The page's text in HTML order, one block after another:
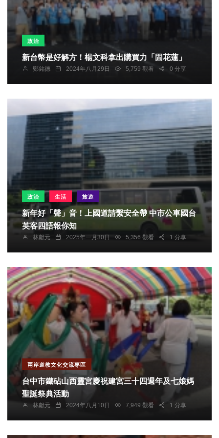
政治
新台幣是好解方！楊文科拿出購買力「固花蓮」
鄭銘德 2024年八月29日 5,759 觀看 0 分享
政治 生活 旅遊
新年好「聲」音！上國道請繫安全帶 中市公車國台
英客四語報你知
林獻元 2025年一月30日 5,356 觀看 1 分享
兩岸道教文化交流專區
台中市鐵砧山西靈宮慶祝建宮三十四週年及七娘媽
聖誕祭典活動
林獻元 2024年八月10日 7,949 觀看 1 分享